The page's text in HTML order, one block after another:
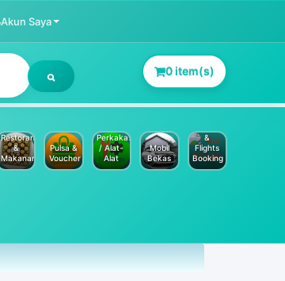
Akun Saya
0 item(s)
Restoran
&
Makanan
Pulsa &
Voucher
Perkakas
/ Alat-
Alat
Mobil
Bekas
&
Flights
Booking